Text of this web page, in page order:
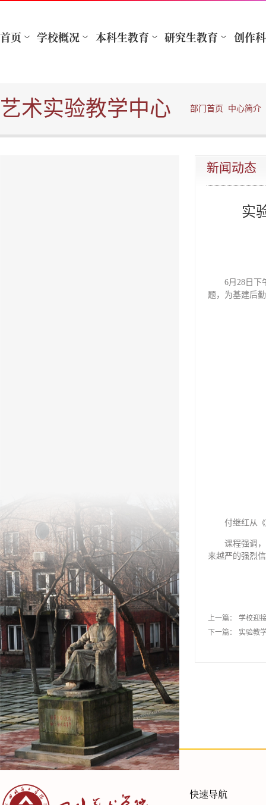
艺术实验教学中心 部门首页 中心简介
新闻动态
实
6月28日下
题，为基建后
付继红从
课程强调
来越严的强烈
上一篇：
学校迎
下一篇：
实验教